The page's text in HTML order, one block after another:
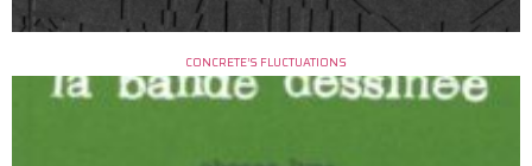
CONCRETE’S FLUCTUATIONS